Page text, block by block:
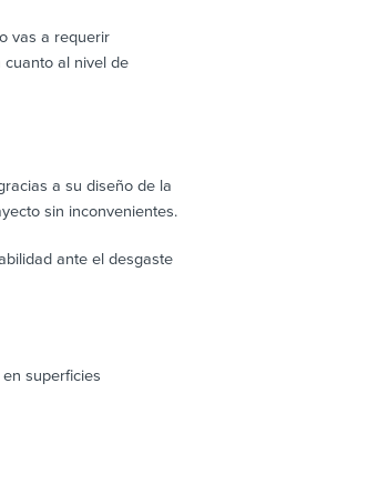
vas a requerir
al nivel de
a su diseño de la
sin inconvenientes.
ante el desgaste
superficies